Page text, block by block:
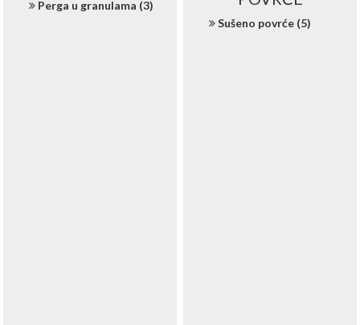
Perga u granulama (3)
Sušeno povrće (5)